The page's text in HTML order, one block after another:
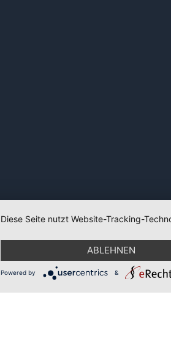
Diese Seite nutzt Website-Tracking-
ABLEHNEN
Powered by &